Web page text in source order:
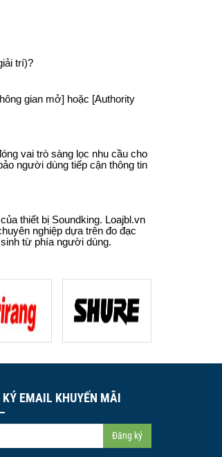
trí)?
gian mở] hoặc [Authority
vai trò sàng lọc nhu cầu cho
người dùng tiếp cận thông tin
thiết bị Soundking. Loajbl.vn
nghiệp dựa trên đo đạc
từ phía người dùng.
EMAIL KHUYẾN MÃI
Đăng ký